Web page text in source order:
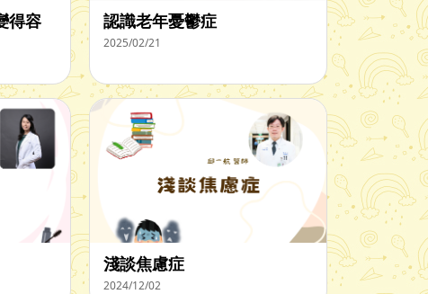
得容
認識老年憂鬱症
2025/02/21
淺談焦慮症
2024/12/02